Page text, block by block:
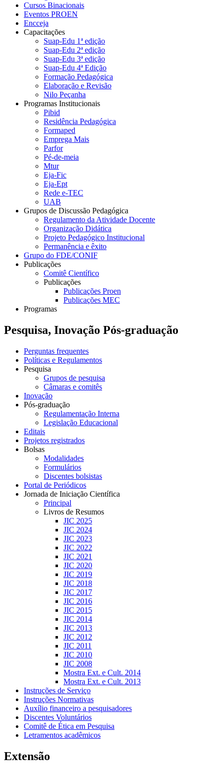
Cursos Binacionais
Eventos PROEN
Encceja
Capacitações
Suap-Edu 1ª edição
Suap-Edu 2ª edição
Suap-Edu 3ª edição
Suap-Edu 4ª Edição
Formação Pedagógica
Elaboração e Revisão
Nilo Peçanha
Programas Institucionais
Pibid
Residência Pedagógica
Formaped
Emprega Mais
Parfor
Pé-de-meia
Mtur
Eja-Fic
Eja-Ept
Rede e-TEC
UAB
Grupos de Discussão Pedagógica
Regulamento da Atividade Docente
Organização Didática
Projeto Pedagógico Institucional
Permanência e êxito
Grupo do FDE/CONIF
Publicações
Comitê Científico
Publicações
Publicações Proen
Publicações MEC
Programas
Pesquisa, Inovação Pós-graduação
Perguntas frequentes
Políticas e Regulamentos
Pesquisa
Grupos de pesquisa
Câmaras e comitês
Inovação
Pós-graduação
Regulamentação Interna
Legislação Educacional
Editais
Projetos registrados
Bolsas
Modalidades
Formulários
Discentes bolsistas
Portal de Periódicos
Jornada de Iniciação Científica
Principal
Livros de Resumos
JIC 2025
JIC 2024
JIC 2023
JIC 2022
JIC 2021
JIC 2020
JIC 2019
JIC 2018
JIC 2017
JIC 2016
JIC 2015
JIC 2014
JIC 2013
JIC 2012
JIC 2011
JIC 2010
JIC 2008
Mostra Ext. e Cult. 2014
Mostra Ext. e Cult. 2013
Instruções de Serviço
Instruções Normativas
Auxílio financeiro a pesquisadores
Discentes Voluntários
Comitê de Ética em Pesquisa
Letramentos acadêmicos
Extensão